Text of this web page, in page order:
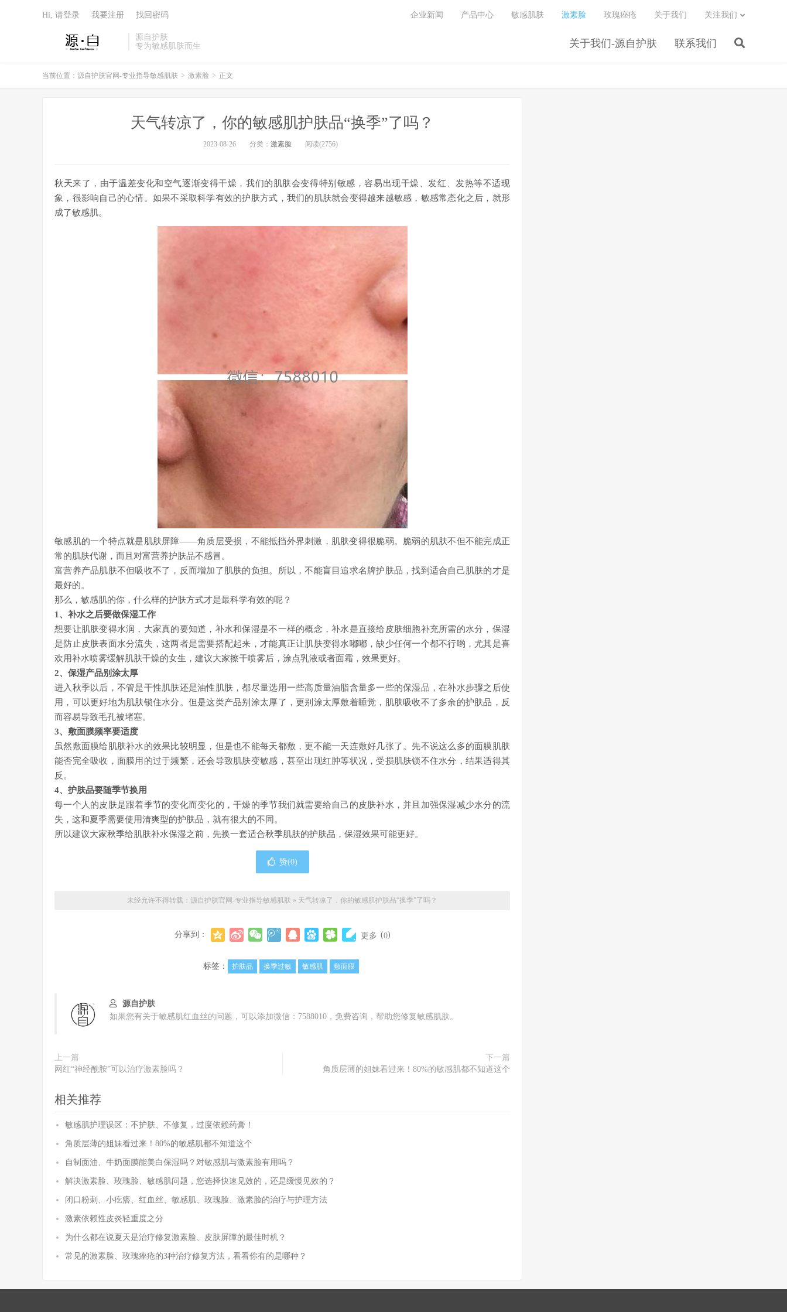
源自护肤
专为敏感肌肤而生
关于我们-源自护肤 联系我们
企业新闻 产品中心 敏感肌肤 激素脸 玫瑰痤疮 关于我们 关注我们
Hi, 请登录 我要注册 找回密码
当前位置： 源自护肤官网-专业指导敏感肌肤 > 激素脸 > 正文
天气转凉了，你的敏感肌护肤品“换季”了吗？
2023-08-26 分类： 激素脸 阅读(2756)
秋天来了，由于温差变化和空气逐渐变得干燥，我们的肌肤会变得特别敏感，容易出现干燥、发红、发热等不适现
象，很影响自己的心情。如果不采取科学有效的护肤方式，我们的肌肤就会变得越来越敏感，敏感常态化之后，就形
成了敏感肌。
敏感肌的一个特点就是肌肤屏障——角质层受损，不能抵挡外界刺激，肌肤变得很脆弱。脆弱的肌肤不但不能完成正
常的肌肤代谢，而且对富营养护肤品不感冒。
富营养产品肌肤不但吸收不了，反而增加了肌肤的负担。所以，不能盲目追求名牌护肤品，找到适合自己肌肤的才是
最好的。
那么，敏感肌的你，什么样的护肤方式才是最科学有效的呢？
1、补水之后要做保湿工作
想要让肌肤变得水润，大家真的要知道，补水和保湿是不一样的概念，补水是直接给皮肤细胞补充所需的水分，保湿
是防止皮肤表面水分流失，这两者是需要搭配起来，才能真正让肌肤变得水嘟嘟，缺少任何一个都不行哟，尤其是喜
欢用补水喷雾缓解肌肤干燥的女生，建议大家擦干喷雾后，涂点乳液或者面霜，效果更好。
2、保湿产品别涂太厚
进入秋季以后，不管是干性肌肤还是油性肌肤，都尽量选用一些高质量油脂含量多一些的保湿品，在补水步骤之后使
用，可以更好地为肌肤锁住水分。但是这类产品别涂太厚了，更别涂太厚敷着睡觉，肌肤吸收不了多余的护肤品，反
而容易导致毛孔被堵塞。
3、敷面膜频率要适度
虽然敷面膜给肌肤补水的效果比较明显，但是也不能每天都敷，更不能一天连敷好几张了。先不说这么多的面膜肌肤
能否完全吸收，面膜用的过于频繁，还会导致肌肤变敏感，甚至出现红肿等状况，受损肌肤锁不住水分，结果适得其
反。
4、护肤品要随季节换用
每一个人的皮肤是跟着季节的变化而变化的，干燥的季节我们就需要给自己的皮肤补水，并且加强保湿减少水分的流
失，这和夏季需要使用清爽型的护肤品，就有很大的不同。
所以建议大家秋季给肌肤补水保湿之前，先换一套适合秋季肌肤的护肤品，保湿效果可能更好。
赞(0)
未经允许不得转载： 源自护肤官网-专业指导敏感肌肤 » 天气转凉了，你的敏感肌护肤品“换季”了吗？
分享到： 更多 (0)
标签： 护肤品 换季过敏 敏感肌 敷面膜
源自护肤
如果您有关于敏感肌红血丝的问题，可以添加微信：7588010，免费咨询，帮助您修复敏感肌肤。
上一篇
网红“神经酰胺”可以治疗激素脸吗？​
下一篇
角质层薄的姐妹看过来！80%的敏感肌都不知道这个
相关推荐
敏感肌护理误区：不护肤、不修复，过度依赖药膏！
角质层薄的姐妹看过来！80%的敏感肌都不知道这个
自制面油、牛奶面膜能美白保湿吗？对敏感肌与激素脸有用吗？
解决激素脸、玫瑰脸、敏感肌问题，您选择快速见效的，还是缓慢见效的？
闭口粉刺、小疙瘩、红血丝、敏感肌、玫瑰脸、激素脸的治疗与护理方法
激素依赖性皮炎轻重度之分
为什么都在说夏天是治疗修复激素脸、皮肤屏障的最佳时机？
常见的激素脸、玫瑰痤疮的3种治疗修复方法，看看你有的是哪种？